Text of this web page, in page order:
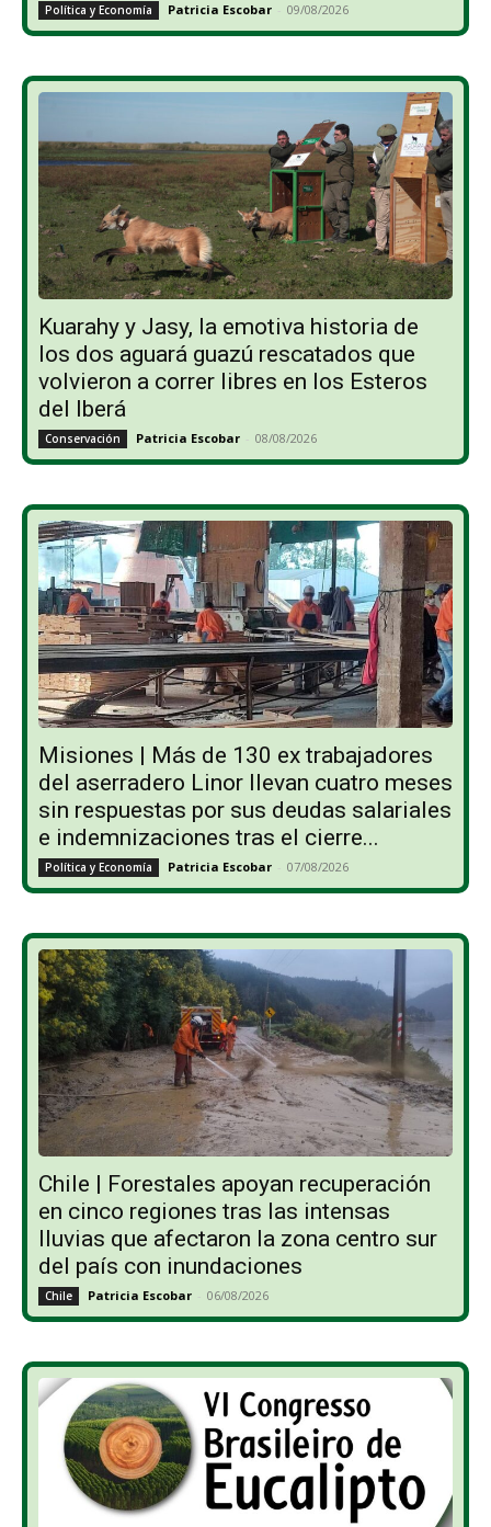
Política y Economía Patricia Escobar - 09/08/2026
Kuarahy y Jasy, la emotiva historia de
los dos aguará guazú rescatados que
volvieron a correr libres en los Esteros
del Iberá
Conservación Patricia Escobar - 08/08/2026
Misiones | Más de 130 ex trabajadores
del aserradero Linor llevan cuatro meses
sin respuestas por sus deudas salariales
e indemnizaciones tras el cierre...
Política y Economía Patricia Escobar - 07/08/2026
Chile | Forestales apoyan recuperación
en cinco regiones tras las intensas
lluvias que afectaron la zona centro sur
del país con inundaciones
Chile Patricia Escobar - 06/08/2026